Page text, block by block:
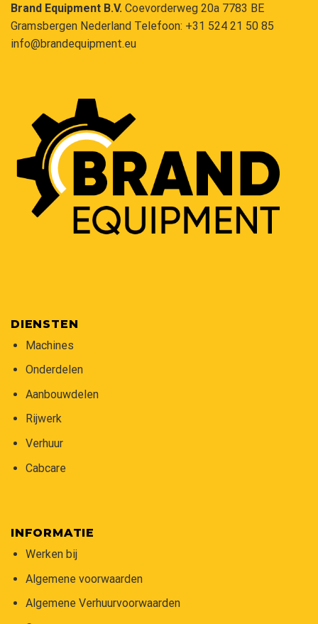
Brand Equipment B.V. Coevorderweg 20a 7783 BE
Gramsbergen Nederland Telefoon: +31 524 21 50 85
info@brandequipment.eu
DIENSTEN
Machines
Onderdelen
Aanbouwdelen
Rijwerk
Verhuur
Cabcare
INFORMATIE
Werken bij
Algemene voorwaarden
Algemene Verhuurvoorwaarden